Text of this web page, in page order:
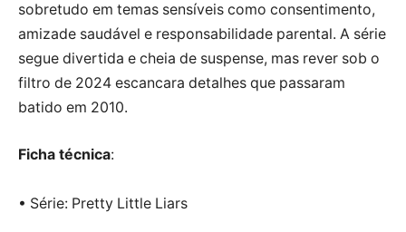
sobretudo em temas sensíveis como consentimento,
amizade saudável e responsabilidade parental. A série
segue divertida e cheia de suspense, mas rever sob o
filtro de 2024 escancara detalhes que passaram
batido em 2010.
Ficha técnica:
• Série: Pretty Little Liars